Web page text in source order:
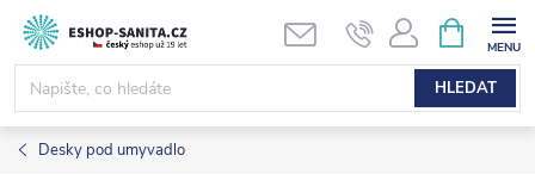
Přejít
obsah
HLEDAT
NÁKUPNÍ
KOŠÍK
Desky pod umyvadlo